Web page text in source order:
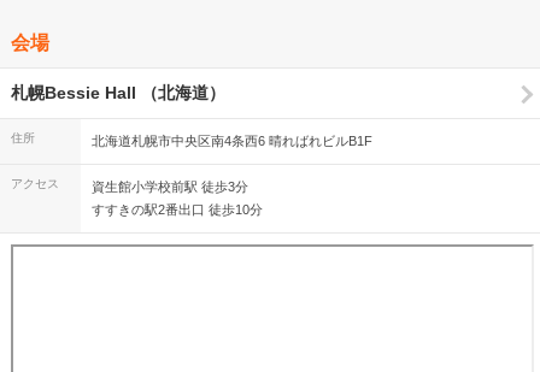
会場
札幌Bessie Hall （北海道）
住所 北海道札幌市中央区南4条西6 晴ればれビルB1F
アクセス
資生館小学校前駅 徒歩3分
すすきの駅2番出口 徒歩10分